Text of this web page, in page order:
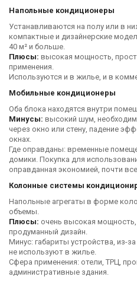
Напольные кондиционеры
Устанавливаются на полу или в
компактные и дизайнерские
40 м² и больше.
Плюсы: высокая мощность,
применения.
Используются и в жилье, и в
Мобильные кондиционеры
Оба блока находятся внутри
Минусы: высокий шум,
через окно или стену, падение
окнах.
Где оправданы: временные
домики. Покупка для
оправданная экономией, почти
Колонные системы
Напольные агрегаты в форме
объемы.
Плюсы: очень высокая
продуманный дизайн.
Минус: габариты устройства, из-
не используют в жилье.
Сфера применения: отели, ТРЦ,
административные здания.